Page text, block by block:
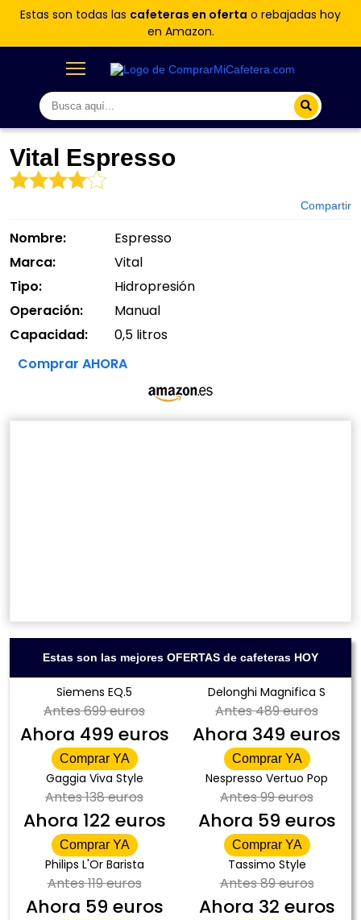
Estas son todas las cafeteras en oferta o rebajadas hoy
en Amazon.
Vital Espresso
Compartir
Nombre:
Espresso
Marca:
Vital
Tipo:
Hidropresión
Operación:
Manual
Capacidad:
0,5 litros
Comprar AHORA
Estas son las mejores OFERTAS de cafeteras HOY
Siemens EQ.5
Antes699 euros
Ahora 499 euros
Comprar YA
Delonghi Magnifica S
Antes489 euros
Ahora 349 euros
Comprar YA
Gaggia Viva Style
Antes138 euros
Ahora 122 euros
Comprar YA
Nespresso Vertuo Pop
Antes99 euros
Ahora 59 euros
Comprar YA
Philips L'Or Barista
Antes119 euros
Ahora 59 euros
Tassimo Style
Antes89 euros
Ahora 32 euros